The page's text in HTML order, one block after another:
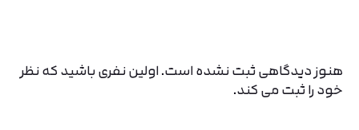
هنوز دیدگاهی ثبت نشده است. اولین نفری باشید که نظر
خود را ثبت می کند.